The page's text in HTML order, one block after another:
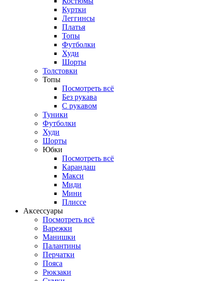
Куртки
Леггинсы
Платья
Топы
Футболки
Худи
Шорты
Толстовки
Топы
Посмотреть всё
Без рукава
С рукавом
Туники
Футболки
Худи
Шорты
Юбки
Посмотреть всё
Карандаш
Макси
Миди
Мини
Плиссе
Аксессуары
Посмотреть всё
Варежки
Манишки
Палантины
Перчатки
Пояса
Рюкзаки